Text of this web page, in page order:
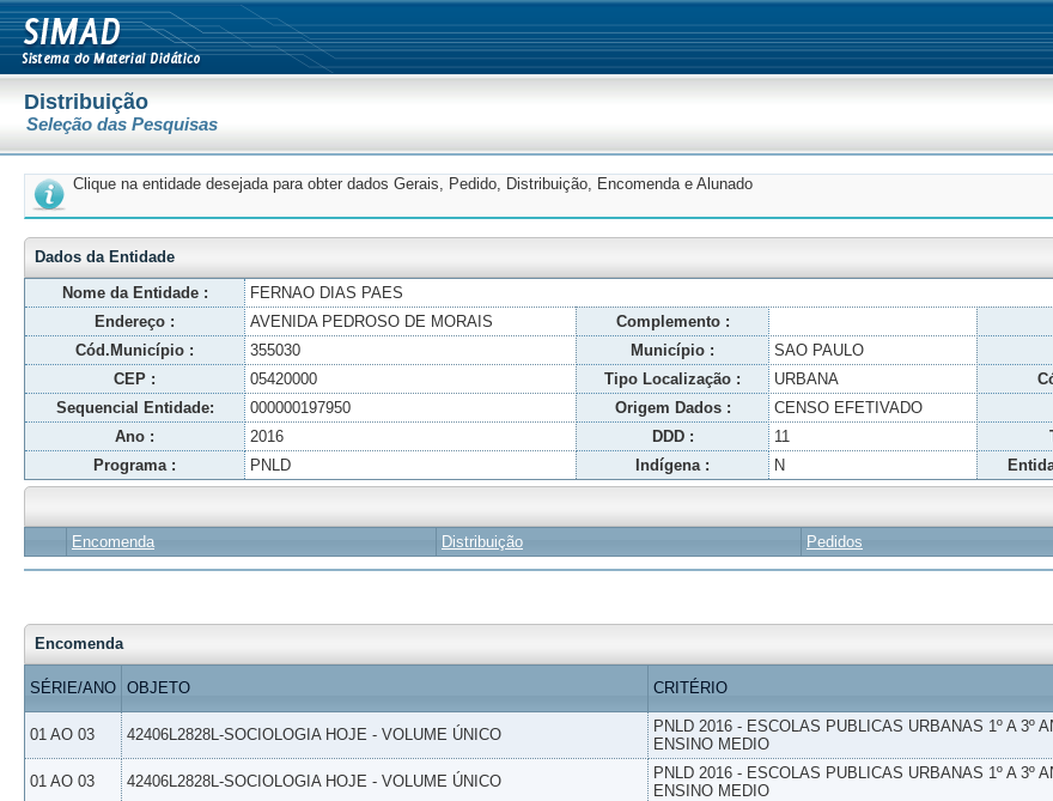
Distribuição
Seleção das Pesquisas
Clique na entidade desejada para obter dados Gerais, Pedido, Distribuição, Encomenda e Alunado
Dados da Entidade
Nome da Entidade :
FERNAO DIAS PAES
Endereço :
AVENIDA PEDROSO DE MORAIS Complemento :
Cód.Município :
355030 Município : SAO PAULO
CEP :
05420000 Tipo Localização : URBANA
Sequencial Entidade:
000000197950 Origem Dados : CENSO EFETIVADO
Ano :
2016 DDD : 11
Programa :
PNLD Indígena : N
Encomenda Distribuição Pedidos
Encomenda
SÉRIE/ANO OBJETO CRITÉRIO
01 AO 03 42406L2828L-SOCIOLOGIA HOJE - VOLUME ÚNICO
PNLD 2016 - ESCOLAS PUBLICAS URBANAS 1º A 3º
ENSINO MEDIO
01 AO 03 42406L2828L-SOCIOLOGIA HOJE - VOLUME ÚNICO
PNLD 2016 - ESCOLAS PUBLICAS URBANAS 1º A 3º
ENSINO MEDIO